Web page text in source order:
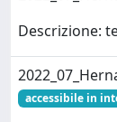
Descrizione:
accessibile in